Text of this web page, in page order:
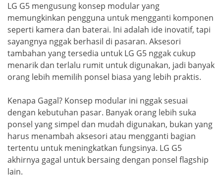
LG G5 mengusung konsep modular yang
memungkinkan pengguna untuk mengganti komponen
seperti kamera dan baterai. Ini adalah ide inovatif, tapi
sayangnya nggak berhasil di pasaran. Aksesori
tambahan yang tersedia untuk LG G5 nggak cukup
menarik dan terlalu rumit untuk digunakan, jadi banyak
orang lebih memilih ponsel biasa yang lebih praktis.
Kenapa Gagal? Konsep modular ini nggak sesuai
dengan kebutuhan pasar. Banyak orang lebih suka
ponsel yang simpel dan mudah digunakan, bukan yang
harus menambah aksesori atau mengganti bagian
tertentu untuk meningkatkan fungsinya. LG G5
akhirnya gagal untuk bersaing dengan ponsel flagship
lain.